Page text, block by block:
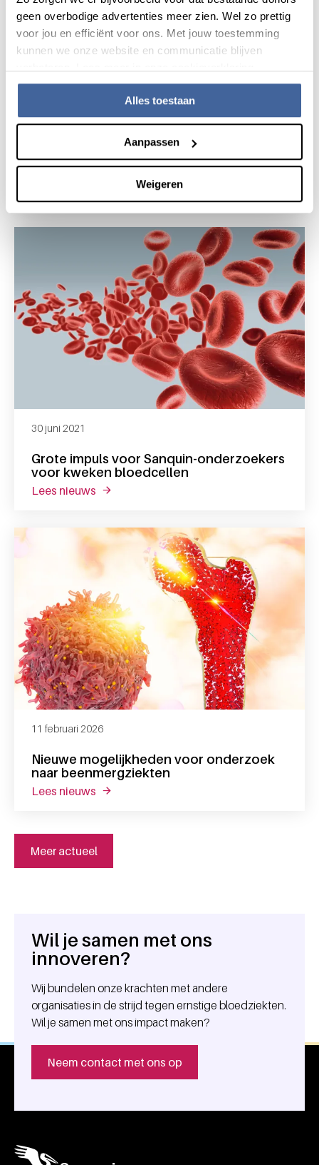
geen overbodige advertenties meer zien. Wel zo prettig
voor jou en efficiënt voor ons. Met jouw toestemming
kunnen we onze website en communicatie blijven
Alles toestaan
Aanpassen
Weigeren
Naar de bron van het rode goud
over naar de bron van het rode goud
Grote impuls voor Sanquin-onderzoekers
voor kweken bloedcellen
30 juni 2021
lees nieuws over grote impuls voor sanquin-
Nieuwe mogelijkheden voor onderzoek
naar beenmergziekten
11 februari 2026
lees nieuws over nieuwe mogelijkheden voor
Meer actueel
Algemene informatie
Wil je samen met ons
innoveren?
Wij bundelen onze krachten met andere
organisaties in de strijd tegen ernstige bloedziekten.
Wil je samen met ons impact maken?
Neem contact met ons op